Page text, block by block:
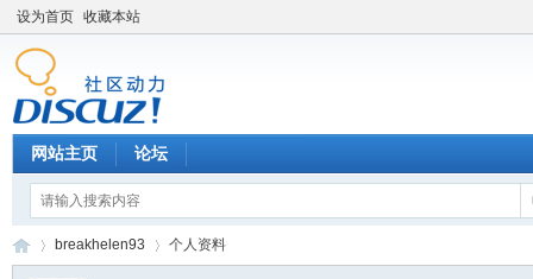
设为首页 收藏本站
网站主页 论坛
breakhelen93 个人资料